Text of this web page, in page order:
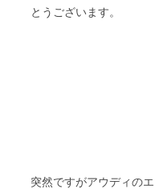
とうございます。
突然ですがアウディの